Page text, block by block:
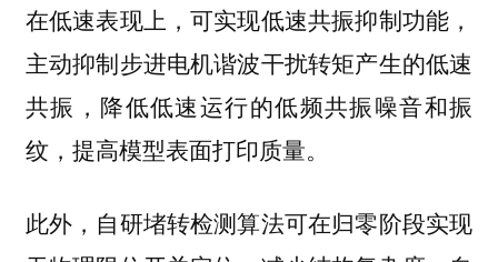
在低速表现上，可实现低速共振抑制功能，
主动抑制步进电机谐波干扰转矩产生的低速
共振，降低低速运行的低频共振噪音和振
纹，提高模型表面打印质量。
此外，自研堵转检测算法可在归零阶段实现